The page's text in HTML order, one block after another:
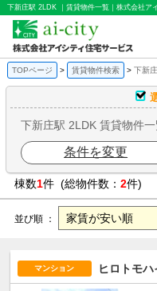
下新庄駅 2LDK ｜賃貸物件一覧｜株式会社ア
TOPページ 賃貸物件検索 下新
下新庄駅 2LDK 賃貸物件一
条件を変更
棟数1件 (総物件数： 2件)
並び順 ：
マンション ヒロトモハ